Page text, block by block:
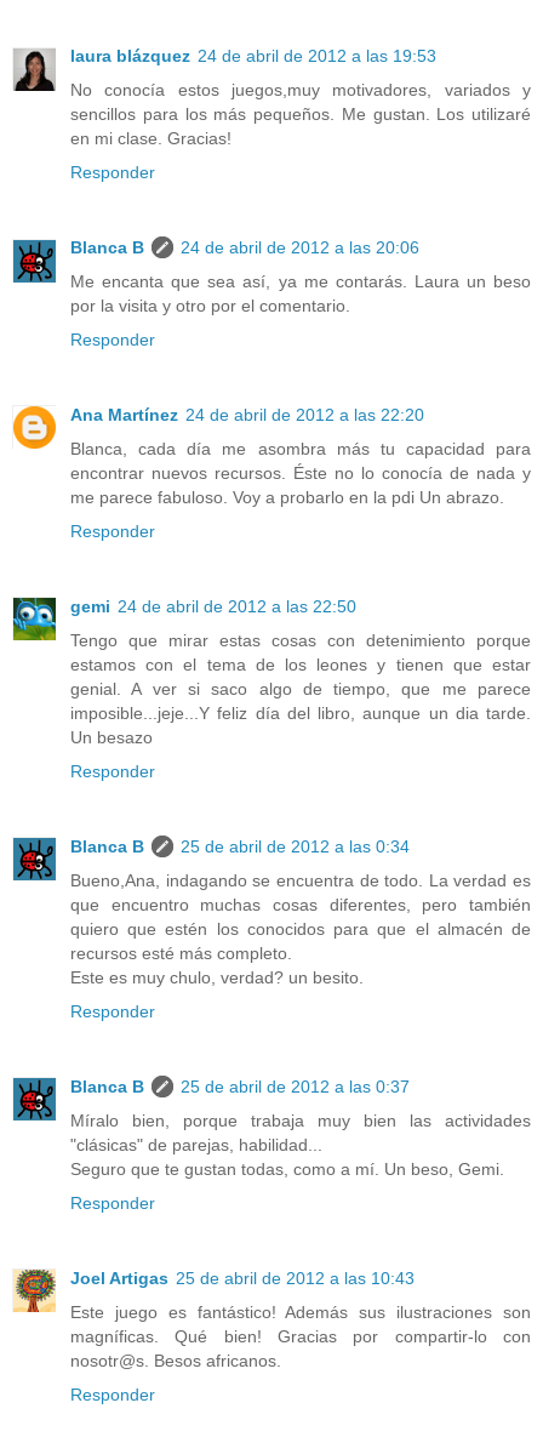
laura blázquez 24 de abril de 2012 a las 19:53
No conocía estos juegos,muy motivadores, variados y
sencillos para los más pequeños. Me gustan. Los utilizaré
en mi clase. Gracias!
Responder
Blanca B
24 de abril de 2012 a las 20:06
Me encanta que sea así, ya me contarás. Laura un beso
por la visita y otro por el comentario.
Responder
Ana Martínez 24 de abril de 2012 a las 22:20
Blanca, cada día me asombra más tu capacidad para
encontrar nuevos recursos. Éste no lo conocía de nada y
me parece fabuloso. Voy a probarlo en la pdi Un abrazo.
Responder
gemi 24 de abril de 2012 a las 22:50
Tengo que mirar estas cosas con detenimiento porque
estamos con el tema de los leones y tienen que estar
genial. A ver si saco algo de tiempo, que me parece
imposible...jeje...Y feliz día del libro, aunque un dia tarde.
Un besazo
Responder
Blanca B
25 de abril de 2012 a las 0:34
Bueno,Ana, indagando se encuentra de todo. La verdad es
que encuentro muchas cosas diferentes, pero también
quiero que estén los conocidos para que el almacén de
recursos esté más completo.
Este es muy chulo, verdad? un besito.
Responder
Blanca B
25 de abril de 2012 a las 0:37
Míralo bien, porque trabaja muy bien las actividades
"clásicas" de parejas, habilidad...
Seguro que te gustan todas, como a mí. Un beso, Gemi.
Responder
Joel Artigas 25 de abril de 2012 a las 10:43
Este juego es fantástico! Además sus ilustraciones son
magníficas. Qué bien! Gracias por compartir-lo con
nosotr@s. Besos africanos.
Responder